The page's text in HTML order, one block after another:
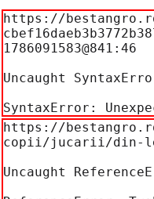
https://
1786091583@841:46
Uncaught
SyntaxError:
https://
copii/jucarii/din-
Uncaught